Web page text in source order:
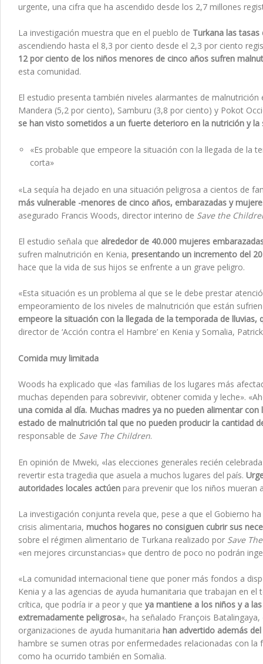
urgente, una cifra que ha ascendido desde los 2,7 millones
La investigación muestra que en el pueblo de Turkana las
ascendiendo hasta el 8,3 por ciento desde el 2,3 por ciento
12 por ciento de los niños menores de cinco años sufren
esta comunidad.
El estudio presenta también niveles alarmantes de
Mandera (5,2 por ciento), Samburu (3,8 por ciento) y Pokot
se han visto sometidos a un fuerte deterioro en la nutrición y la
«Es probable que empeore la situación con la llegada de la
corta»
«La sequía ha dejado en una situación peligrosa a cientos de
más vulnerable -menores de cinco años, embarazadas y
asegurado Francis Woods, director interino de Save the
El estudio señala que alrededor de 40.000 mujeres
sufren malnutrición en Kenia, presentando un incremento del
hace que la vida de sus hijos se enfrente a un grave peligro.
«Esta situación es un problema al que se le debe prestar
empeoramiento de los niveles de malnutrición que están
empeore la situación con la llegada de la temporada de lluvias,
director de ‘Acción contra el Hambre’ en Kenia y Somalia,
Comida muy limitada
Woods ha explicado que «las familias de los lugares más
muchas dependen para sobrevivir, obtener comida y leche».
una comida al día. Muchas madres ya no pueden alimentar
estado de malnutrición tal que no pueden producir la cantidad
responsable de Save The Children.
En opinión de Mweki, «las elecciones generales recién
revertir esta tragedia que asuela a muchos lugares del país.
autoridades locales actúen para prevenir que los niños mueran
La investigación conjunta revela que, pese a que el Gobierno
crisis alimentaria, muchos hogares no consiguen cubrir sus
sobre el régimen alimentario de Turkana realizado por Save
«en mejores circunstancias» que dentro de poco no podrán
«La comunidad internacional tiene que poner más fondos a
Kenia y a las agencias de ayuda humanitaria que trabajan en
crítica, que podría ir a peor y que ya mantiene a los niños y a
extremadamente peligrosa«, ha señalado François
organizaciones de ayuda humanitaria han advertido además
hambre se sumen otras por enfermedades relacionadas con la
como ha ocurrido también en Somalia.